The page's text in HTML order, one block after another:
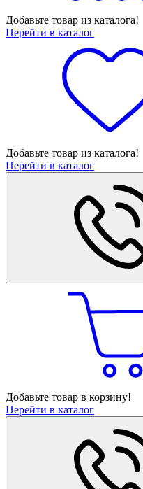
Добавьте товар из каталога!
Перейти в каталог
Добавьте товар из каталога!
Перейти в каталог
Добавьте товар в корзину!
Перейти в каталог